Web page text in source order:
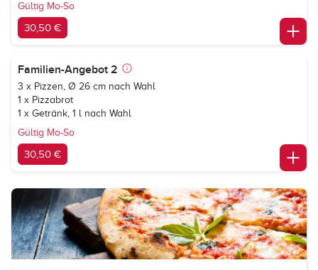
Gültig Mo-So
30,50 €
Familien-Angebot 2
3 x Pizzen, Ø 26 cm nach Wahl
1 x Pizzabrot
1 x Getränk, 1 l nach Wahl
Gültig Mo-So
30,50 €